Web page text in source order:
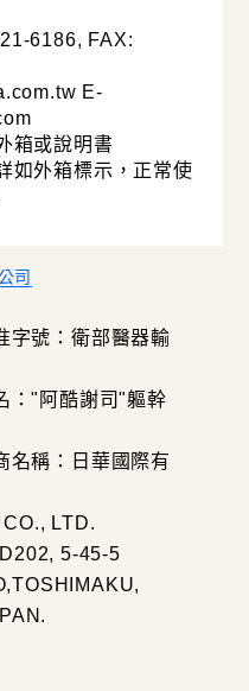
6186, FAX:
E-
箱或說明書
如外箱標示，正常使
司
字號：衛部醫器輸
："阿酷謝司"軀幹
名稱：日華國際有
LTD.
5-45-5